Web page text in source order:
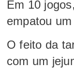
Em 10
empatou
O feito da
com um